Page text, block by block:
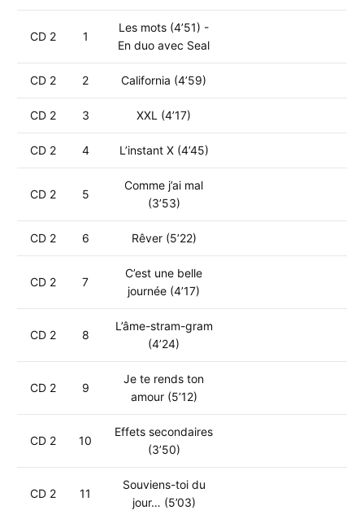
CD 2 1
Les mots (4’51) -
En duo avec Seal
CD 2 2 California (4’59)
CD 2 3 XXL (4’17)
CD 2 4 L’instant X (4’45)
CD 2 5
Comme j’ai mal
(3’53)
CD 2 6 Rêver (5’22)
CD 2 7
C’est une belle
journée (4’17)
CD 2 8
L’âme-stram-gram
(4’24)
CD 2 9
Je te rends ton
amour (5’12)
CD 2 10
Effets secondaires
(3’50)
CD 2 11
Souviens-toi du
jour… (5’03)